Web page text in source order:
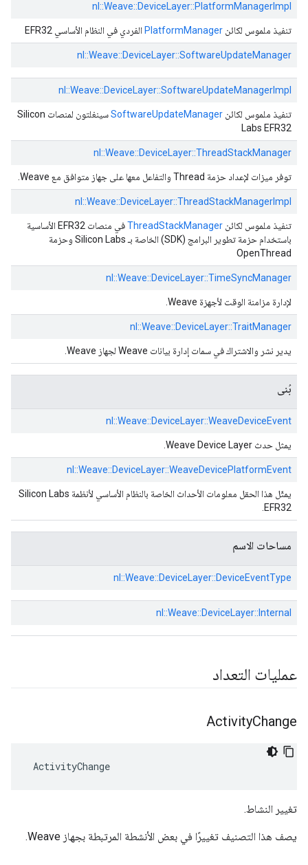
nl::Weave::DeviceLayer::PlatformManagerImpl
تنفيذ ملموس لكائن PlatformManager الفردي في النظام الأساسي EFR32
nl::Weave::DeviceLayer::SoftwareUpdateManager
nl::Weave::DeviceLayer::SoftwareUpdateManagerImpl
تنفيذ ملموس لكائن SoftwareUpdateManager
سينغلتون لمنصات Silicon
Labs EFR32
nl::Weave::DeviceLayer::ThreadStackManager
توفر ميزات لإعداد حزمة Thread والتفاعل معها على جهاز متوافق مع Weave.
nl::Weave::DeviceLayer::ThreadStackManagerImpl
تنفيذ ملموس لكائن ThreadStackManager
في منصات EFR32 الأساسية
باستخدام حزمة تطوير البرامج (SDK) الخاصة بـ Silicon Labs وحزمة
OpenThread
nl::Weave::DeviceLayer::TimeSyncManager
لإدارة مزامنة الوقت لأجهزة Weave.
nl::Weave::DeviceLayer::TraitManager
يدير نشر والاشتراك في سمات إدارة بيانات Weave لجهاز Weave.
بُنى
nl::Weave::DeviceLayer::WeaveDeviceEvent
يمثل حدث Weave Device Layer.
nl::Weave::DeviceLayer::WeaveDevicePlatformEvent
يمثّل هذا الحقل معلومات الأحداث الخاصة بالنظام الأساسي لأنظمة Silicon Labs
EFR32.
مساحات الاسم
nl::Weave::DeviceLayer::DeviceEventType
nl::Weave::DeviceLayer:: Internal
عمليات التعداد
ActivityChange
ActivityChange
تغيير النشاط.
يصف هذا التصنيف تغييرًا في بعض الأنشطة المرتبطة بجهاز Weave.